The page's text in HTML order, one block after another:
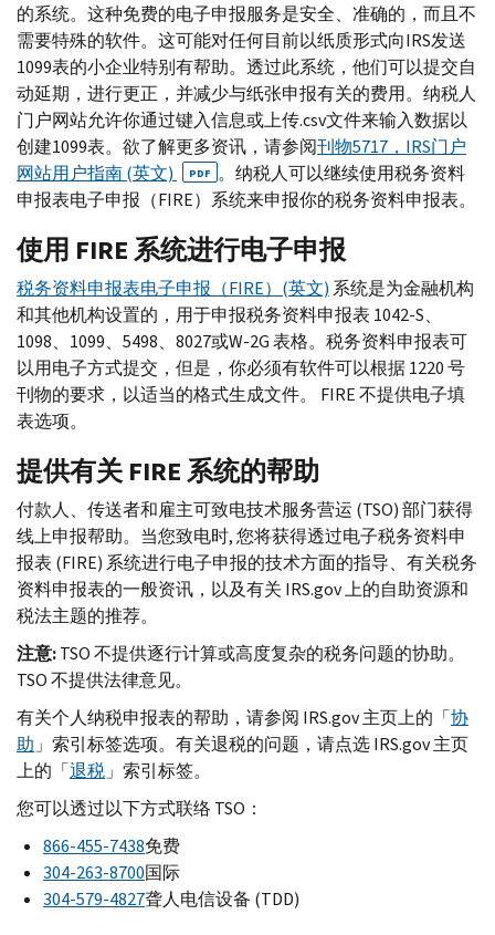
的系统。这种免费的电子申报服务是安全、准确的，而且不
需要特殊的软件。这可能对任何目前以纸质形式向IRS发送
1099表的小企业特别有帮助。透过此系统，他们可以提交自
动延期，进行更正，并减少与纸张申报有关的费用。纳税人
门户网站允许你通过键入信息或上传.csv文件来输入数据以
创建1099表。欲了解更多资讯，请参阅刊物5717，IRS门户
网站用户指南 (英文)
PDF 。纳税人可以继续使用税务资料
申报表电子申报（FIRE）系统来申报你的税务资料申报表。
使用 FIRE 系统进行电子申报
税务资料申报表电子申报（FIRE）(英文) 系统是为金融机构
和其他机构设置的，用于申报税务资料申报表 1042-S、
1098、1099、5498、8027或W-2G 表格。税务资料申报表可
以用电子方式提交，但是，你必须有软件可以根据 1220 号
刊物的要求，以适当的格式生成文件。 FIRE 不提供电子填
表选项。
提供有关 FIRE 系统的帮助
付款人、传送者和雇主可致电技术服务营运 (TSO) 部门获得
线上申报帮助。当您致电时, 您将获得透过电子税务资料申
报表 (FIRE) 系统进行电子申报的技术方面的指导、有关税务
资料申报表的一般资讯，以及有关 IRS.gov 上的自助资源和
税法主题的推荐。
注意:TSO 不提供逐行计算或高度复杂的税务问题的协助。
TSO 不提供法律意见。
有关个人纳税申报表的帮助，请参阅 IRS.gov 主页上的「协
助 」索引标签选项。有关退税的问题，请点选 IRS.gov 主页
上的「退税 」索引标签。
您可以透过以下方式联络 TSO：
866-455-7438免费
304-263-8700国际
304-579-4827聋人电信设备 (TDD)